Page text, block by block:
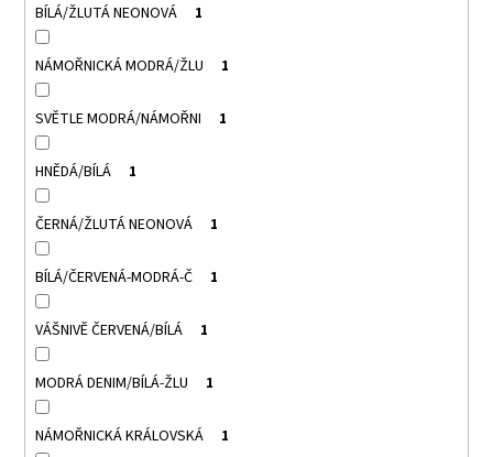
BÍLÁ/ŽLUTÁ NEONOVÁ 1
NÁMOŘNICKÁ MODRÁ/ŽLU 1
SVĚTLE MODRÁ/NÁMOŘNI 1
HNĚDÁ/BÍLÁ 1
ČERNÁ/ŽLUTÁ NEONOVÁ 1
BÍLÁ/ČERVENÁ-MODRÁ-Č 1
VÁŠNIVĚ ČERVENÁ/BÍLÁ 1
MODRÁ DENIM/BÍLÁ-ŽLU 1
NÁMOŘNICKÁ KRÁLOVSKÁ 1